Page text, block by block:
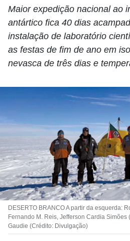
Maior expedição nacional ao
antártico fica 40 dias
instalação de laboratório
as festas de fim de ano em
nevasca de três dias e
DESERTO BRANCO A partir da esquerda:
Fernando M. Reis, Jefferson Cardia Simões
Gaudie (Crédito: Divulgação)